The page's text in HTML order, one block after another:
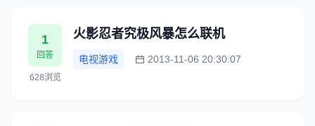
1
回答
628浏览
火影忍者究极风暴怎么联机
电视游戏 2013-11-06 20:30:07